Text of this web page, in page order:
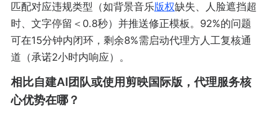
匹配对应违规类型（如背景音乐版权缺失、人脸遮挡超
时、文字停留＜0.8秒）并推送修正模板。92%的问题
可在15分钟内闭环，剩余8%需启动代理方人工复核通
道（承诺2小时内响应）。
相比自建AI团队或使用剪映国际版，代理服务核
心优势在哪？